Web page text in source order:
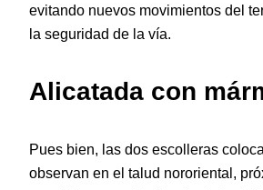
evitando nuevos movimientos del
la seguridad de la vía.
Alicatada con
Pues bien, las dos escolleras
observan en el talud nororiental,